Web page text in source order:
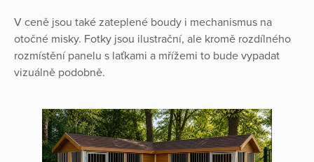
V ceně jsou také zateplené boudy i mechanismus na
otočné misky. Fotky jsou ilustrační, ale kromě rozdílného
rozmístění panelu s laťkami a mřížemi to bude vypadat
vizuálně podobně.